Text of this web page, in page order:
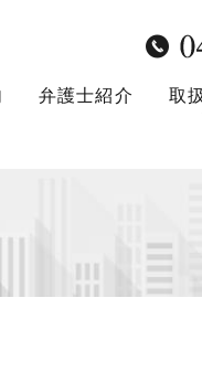
弁護士紹介 取